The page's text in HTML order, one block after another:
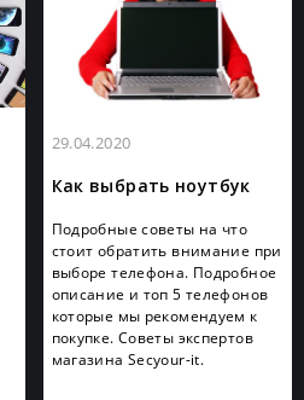
29.04.2020
Как выбрать ноутбук
Подробные советы на что
стоит обратить внимание при
выборе телефона. Подробное
описание и топ 5 телефонов
которые мы рекомендуем к
покупке. Советы экспертов
магазина Secyour-it.